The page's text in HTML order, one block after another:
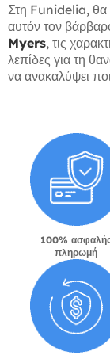
Στη Funidelia, θα
αυτόν τον
Myers, τις
λεπίδες για τη
να ανακαλύψει
100%
πληρωμή